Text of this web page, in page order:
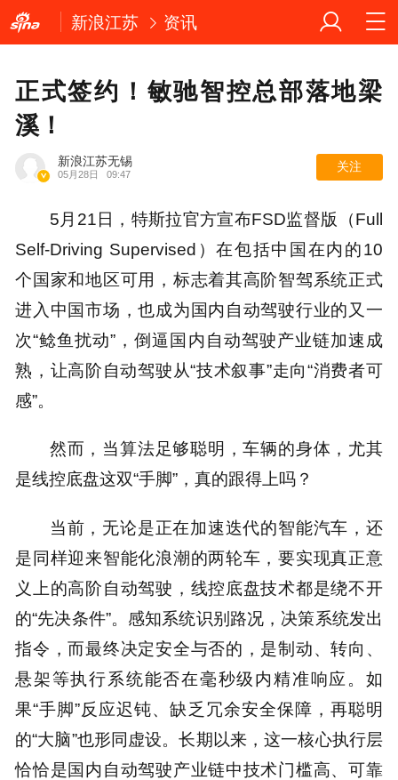
新浪江苏 资讯
正式签约！敏驰智控总部落地梁
溪！
新浪江苏无锡
05月28日 09:47
关注
5月21日，特斯拉官方宣布FSD监督版（Full
Self-Driving Supervised）在包括中国在内的10
个国家和地区可用，标志着其高阶智驾系统正式
进入中国市场，也成为国内自动驾驶行业的又一
次“鲶鱼扰动”，倒逼国内自动驾驶产业链加速成
熟，让高阶自动驾驶从“技术叙事”走向“消费者可
感”。
然而，当算法足够聪明，车辆的身体，尤其
是线控底盘这双“手脚”，真的跟得上吗？
当前，无论是正在加速迭代的智能汽车，还
是同样迎来智能化浪潮的两轮车，要实现真正意
义上的高阶自动驾驶，线控底盘技术都是绕不开
的“先决条件”。感知系统识别路况，决策系统发出
指令，而最终决定安全与否的，是制动、转向、
悬架等执行系统能否在毫秒级内精准响应。如
果“手脚”反应迟钝、缺乏冗余安全保障，再聪明
的“大脑”也形同虚设。长期以来，这一核心执行层
恰恰是国内自动驾驶产业链中技术门槛高、可靠